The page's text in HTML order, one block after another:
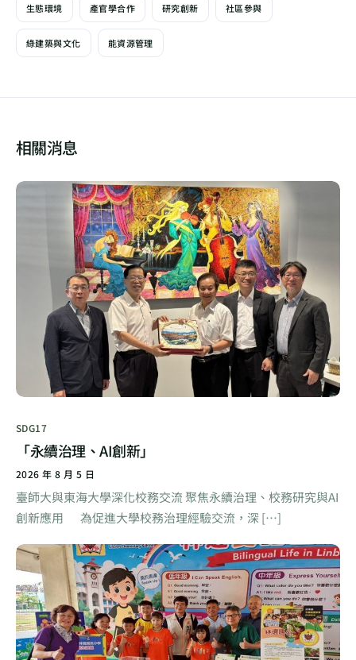
生態環境 產官學合作 研究創新 社區參與
綠建築與文化 能資源管理
相關消息
SDG17
「永續治理、AI創新」
2026 年 8 月 5 日
臺師大與東海大學深化校務交流 聚焦永續治理、校務研究與AI
創新應用 為促進大學校務治理經驗交流，深 […]